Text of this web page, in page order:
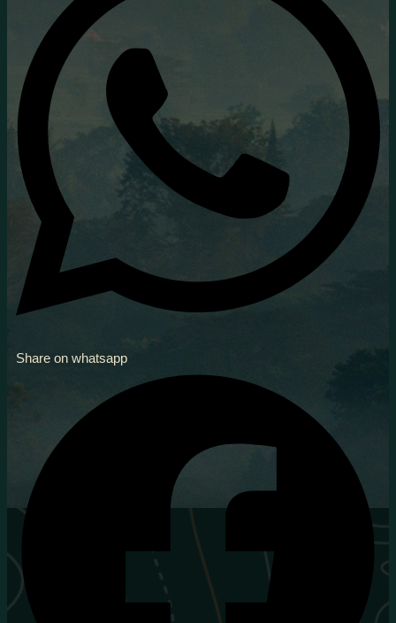
Share on whatsapp